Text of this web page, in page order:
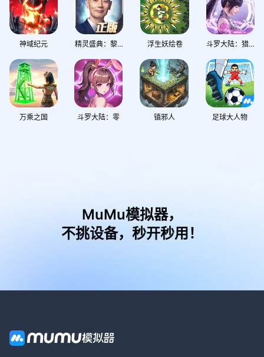
神域纪元 精灵盛典：黎明 浮生妖绘卷 斗罗大陆：猎魂世界
万乘之国 斗罗大陆：零 镇邪人 足球大人物
MuMu模拟器，
不挑设备，秒开秒用！